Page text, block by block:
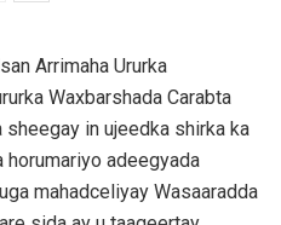
Arrimaha Ururka
Waxbarshada Carabta
in ujeedka shirka ka
horumariyo adeegyada
mahadceliyay Wasaaradda